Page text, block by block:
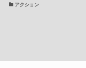
アクション